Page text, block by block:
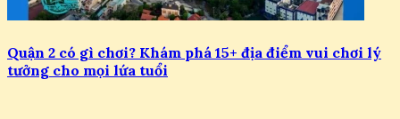
Quận 2 có gì chơi? Khám phá 15+ địa điểm vui chơi lý
tưởng cho mọi lứa tuổi